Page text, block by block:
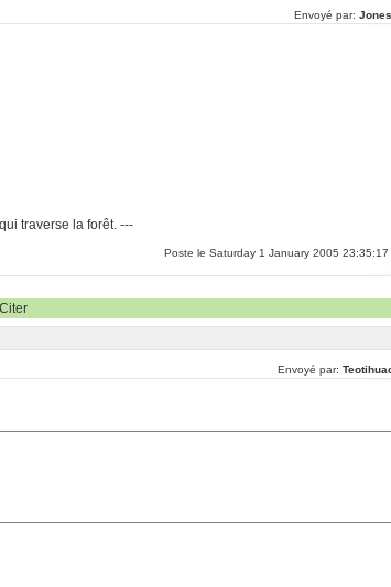
Envoyé par:
traverse la forêt. ---
Poste le Saturday 1 January 2005 23:35:17
Citer
Envoyé par: